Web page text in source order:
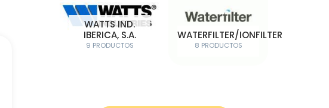
WATTS IND.
IBERICA, S.A.
9 PRODUCTOS
WATERFILTER/IONFILTER
8 PRODUCTOS